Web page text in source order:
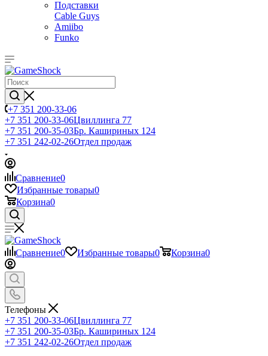
Подставки
Cable Guys
Amiibo
Funko
+7 351 200-33-06
+7 351 200-33-06Цвиллинга 77
+7 351 200-35-03Бр. Кашириных 124
+7 351 242-02-26Отдел продаж
Сравнение0
Избранные товары0
Корзина0
Сравнение0 Избранные товары0 Корзина0
Телефоны
+7 351 200-33-06Цвиллинга 77
+7 351 200-35-03Бр. Кашириных 124
+7 351 242-02-26Отдел продаж